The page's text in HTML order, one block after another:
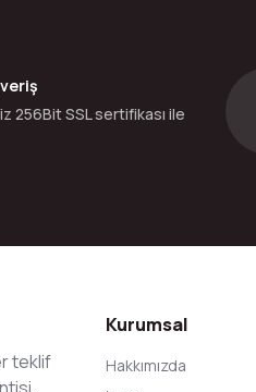
256Bit SSL sertifikası ile
teklif
Kurumsal
Hakkımızda